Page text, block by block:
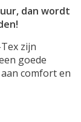
dan wordt
zijn
goede
comfort en